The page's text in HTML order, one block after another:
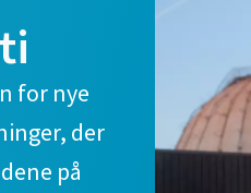
for nye
der
på